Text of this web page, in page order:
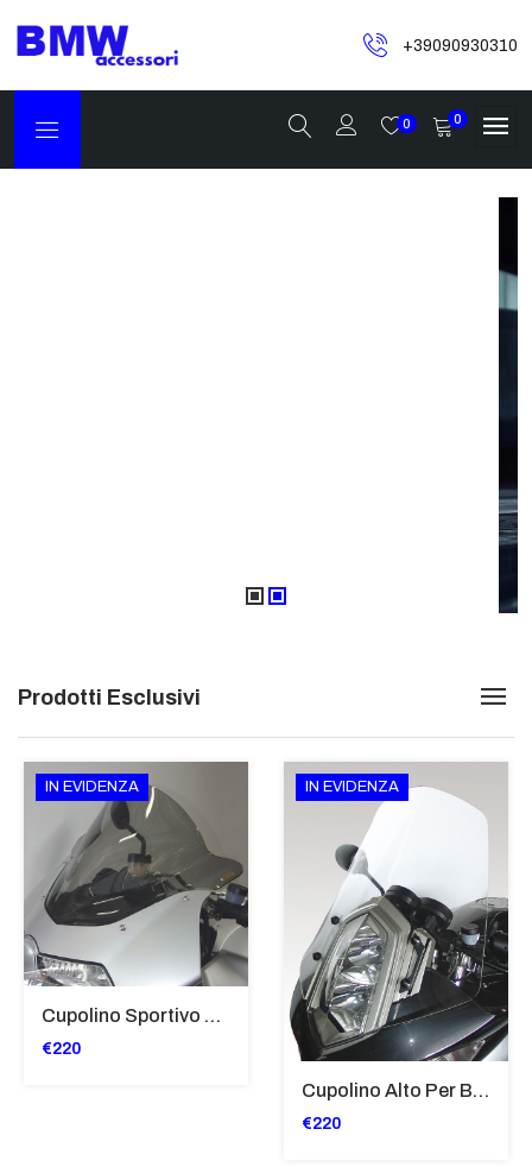
+39090930310
0 0
Prodotti Esclusivi
IN EVIDENZA
Cupolino Sportivo Per Bmw K 1200 R Sport 2005-07 TRASPARENTE - Sc967-T
€220
IN EVIDENZA
Cupolino Alto Per Bmw R 1200 St 2004 - 2007 TRASPARENTE - Sc950-T
€220